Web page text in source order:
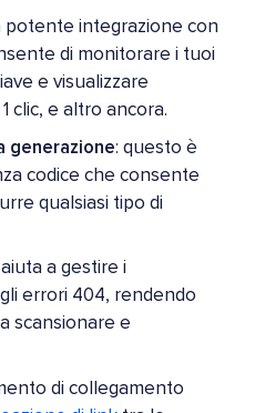
potente integrazione con
di monitorare i tuoi
e visualizzare
clic, e altro ancora.
generazione: questo è
codice che consente
qualsiasi tipo di
a gestire i
errori 404, rendendo
scansionare e
di collegamento